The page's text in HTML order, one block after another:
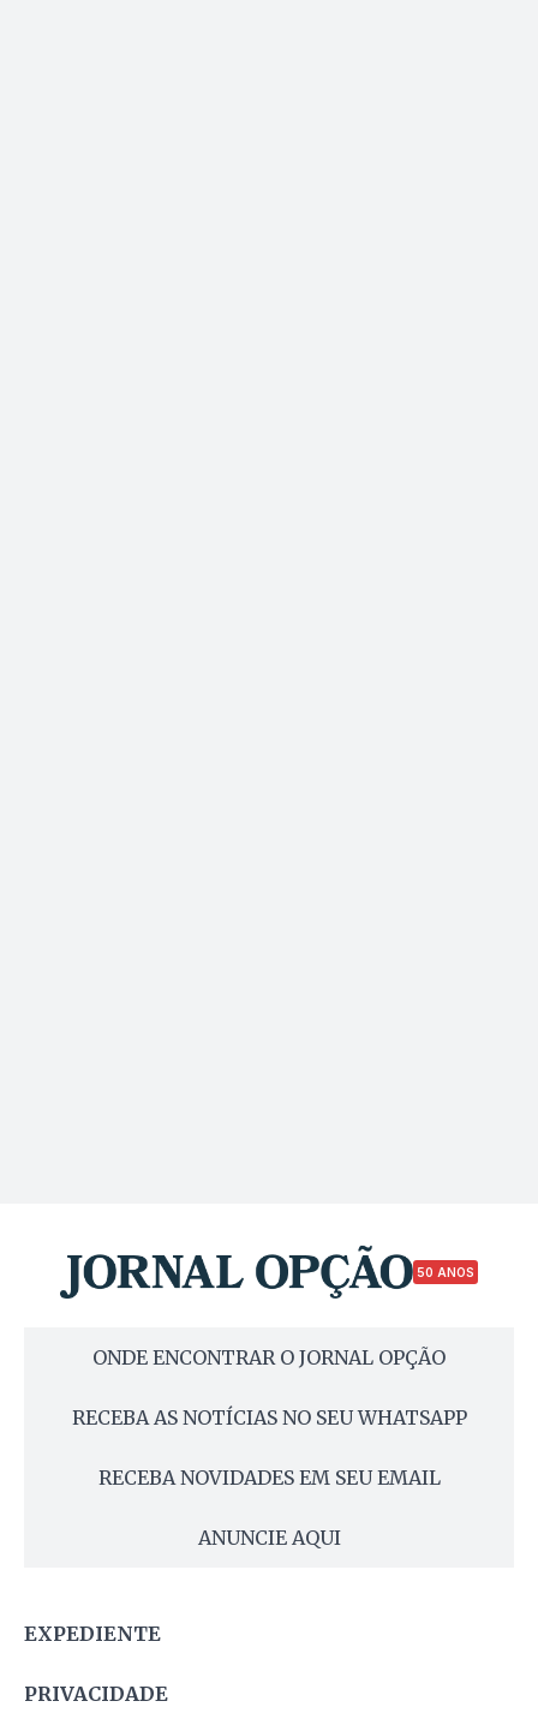
50 ANOS
ONDE ENCONTRAR O JORNAL OPÇÃO
RECEBA AS NOTÍCIAS NO SEU WHATSAPP
RECEBA NOVIDADES EM SEU EMAIL
ANUNCIE AQUI
EXPEDIENTE
PRIVACIDADE